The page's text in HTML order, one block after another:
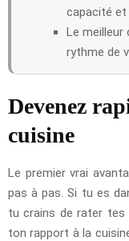
capacité
Le meilleur
rythme de
Devenez
cuisine
Le premier vrai
pas à pas. Si tu es
tu crains de rater tes
ton rapport à la